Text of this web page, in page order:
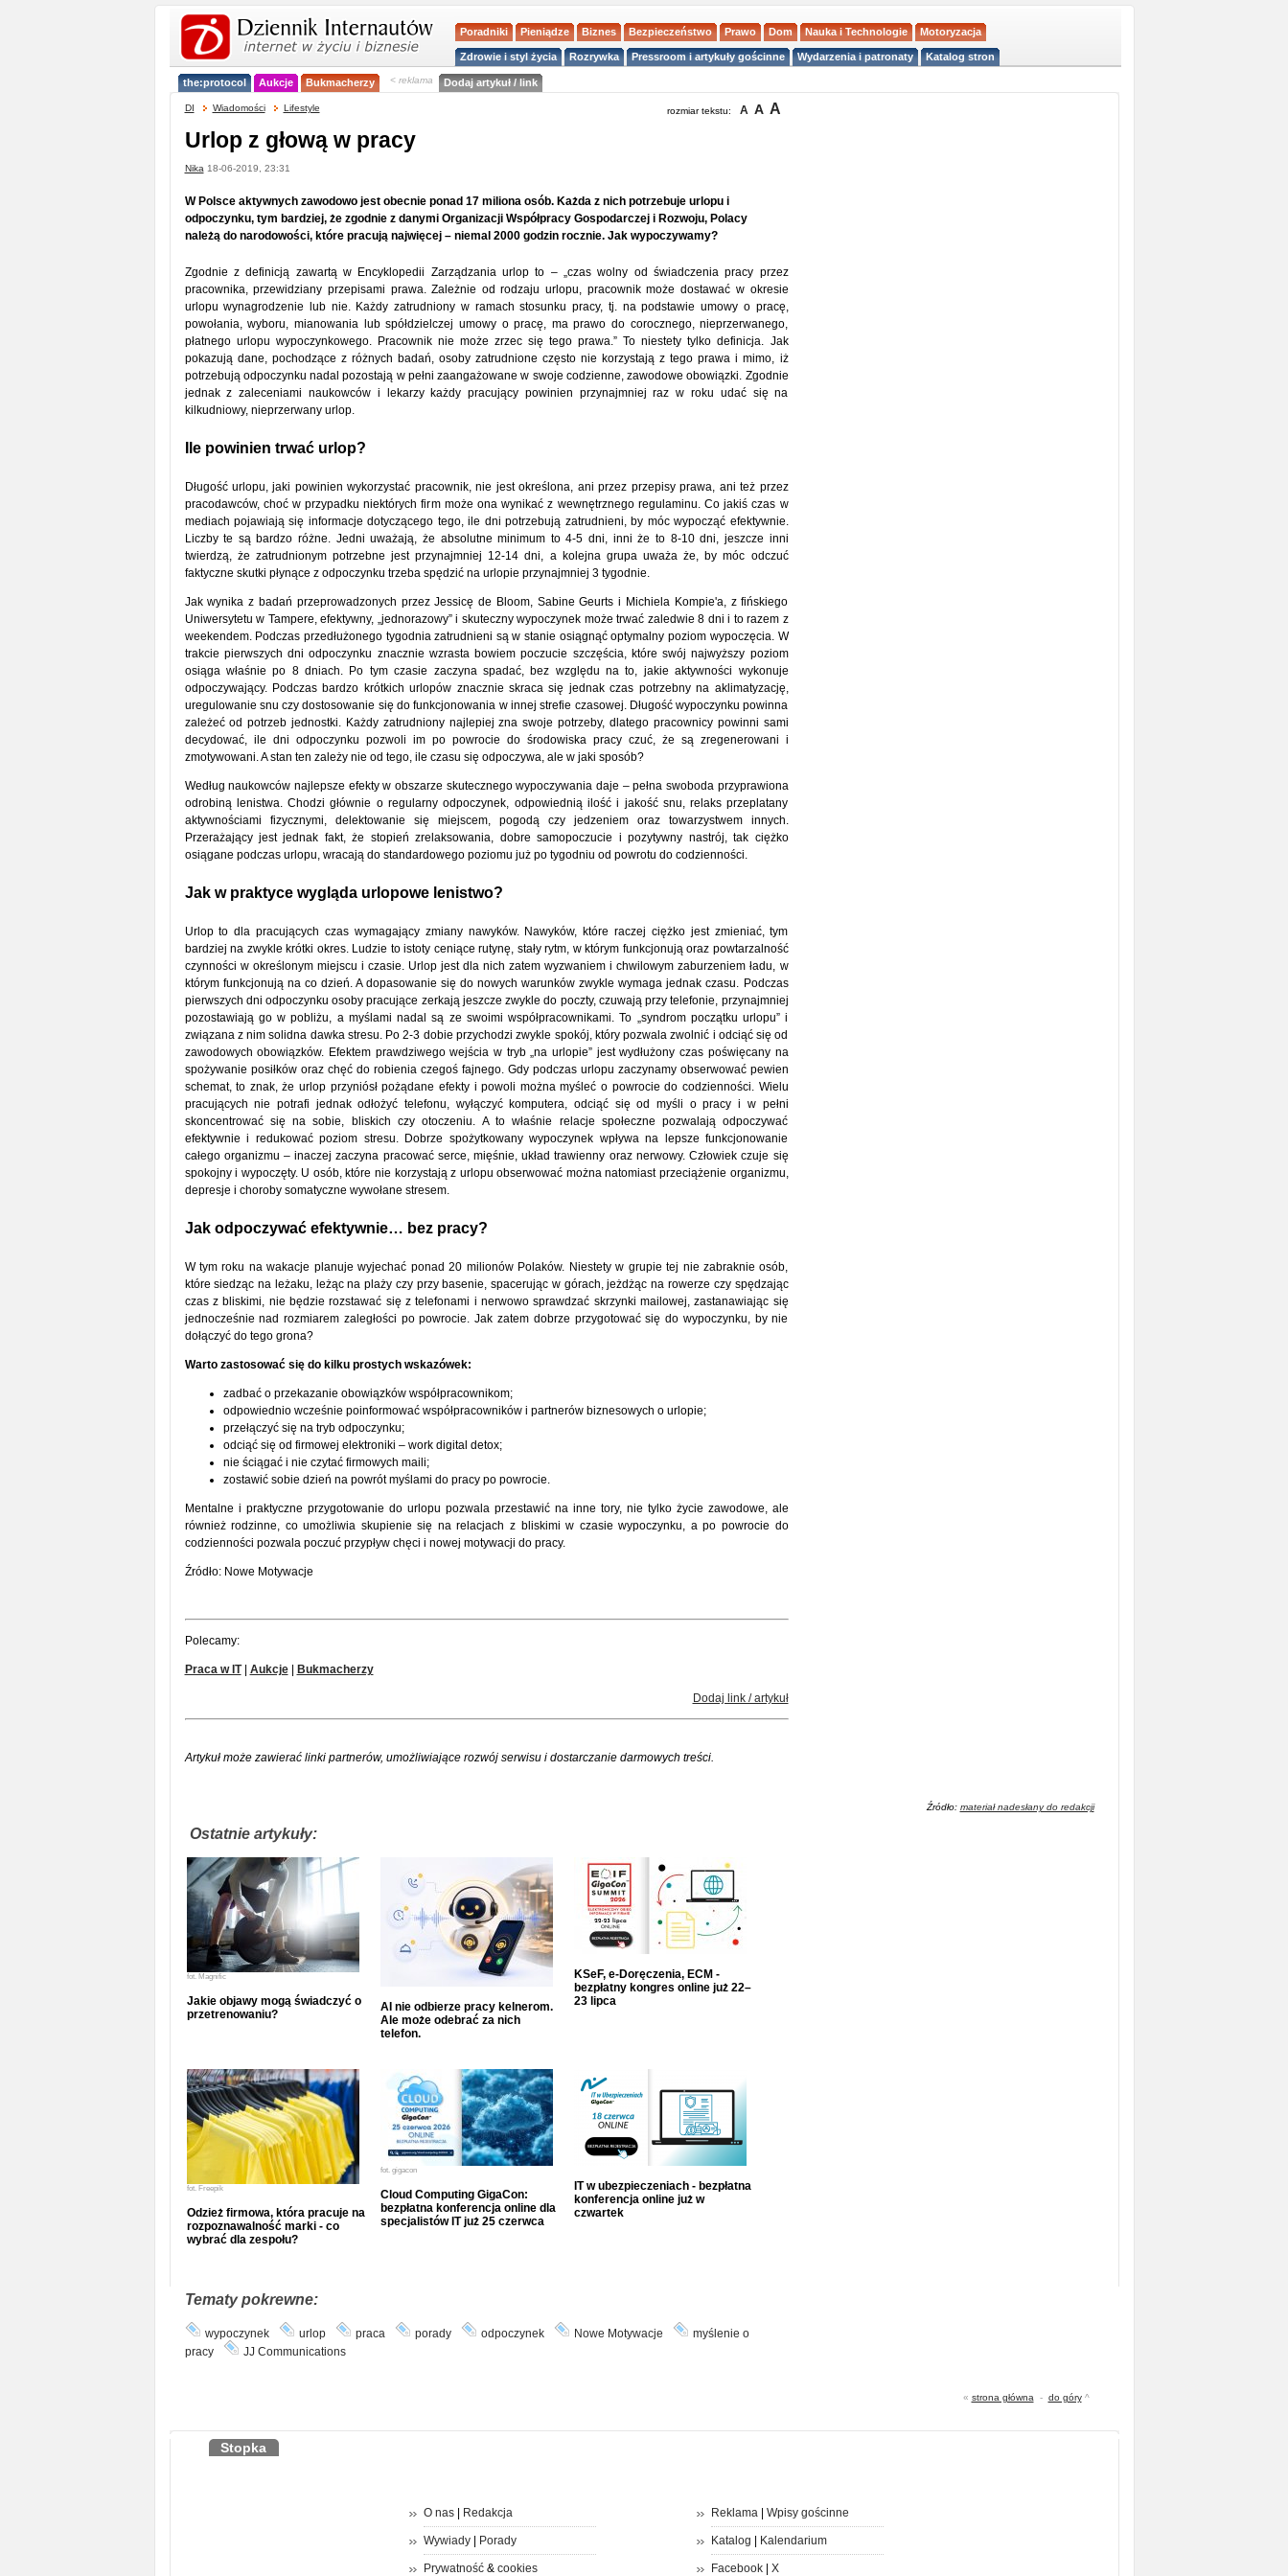
Poradniki Pieniądze Biznes Bezpieczeństwo Prawo Dom Nauka i Technologie Motoryzacja
Zdrowie i styl życia Rozrywka Pressroom i artykuły gościnne Wydarzenia i patronaty Katalog stron
the:protocol Aukcje Bukmacherzy < reklama Dodaj artykuł / link
DI Wiadomości Lifestyle rozmiar tekstu: A A A
Urlop z głową w pracy
Nika 18-06-2019, 23:31
W Polsce aktywnych zawodowo jest obecnie ponad 17 miliona osób. Każda z nich potrzebuje urlopu i
odpoczynku, tym bardziej, że zgodnie z danymi Organizacji Współpracy Gospodarczej i Rozwoju, Polacy
należą do narodowości, które pracują najwięcej – niemal 2000 godzin rocznie. Jak wypoczywamy?
Zgodnie z definicją zawartą w Encyklopedii Zarządzania urlop to – „czas wolny od świadczenia pracy przez
pracownika, przewidziany przepisami prawa. Zależnie od rodzaju urlopu, pracownik może dostawać w okresie
urlopu wynagrodzenie lub nie. Każdy zatrudniony w ramach stosunku pracy, tj. na podstawie umowy o pracę,
powołania, wyboru, mianowania lub spółdzielczej umowy o pracę, ma prawo do corocznego, nieprzerwanego,
płatnego urlopu wypoczynkowego. Pracownik nie może zrzec się tego prawa.” To niestety tylko definicja. Jak
pokazują dane, pochodzące z różnych badań, osoby zatrudnione często nie korzystają z tego prawa i mimo, iż
potrzebują odpoczynku nadal pozostają w pełni zaangażowane w swoje codzienne, zawodowe obowiązki. Zgodnie
jednak z zaleceniami naukowców i lekarzy każdy pracujący powinien przynajmniej raz w roku udać się na
kilkudniowy, nieprzerwany urlop.
Ile powinien trwać urlop?
Długość urlopu, jaki powinien wykorzystać pracownik, nie jest określona, ani przez przepisy prawa, ani też przez
pracodawców, choć w przypadku niektórych firm może ona wynikać z wewnętrznego regulaminu. Co jakiś czas w
mediach pojawiają się informacje dotyczącego tego, ile dni potrzebują zatrudnieni, by móc wypocząć efektywnie.
Liczby te są bardzo różne. Jedni uważają, że absolutne minimum to 4-5 dni, inni że to 8-10 dni, jeszcze inni
twierdzą, że zatrudnionym potrzebne jest przynajmniej 12-14 dni, a kolejna grupa uważa że, by móc odczuć
faktyczne skutki płynące z odpoczynku trzeba spędzić na urlopie przynajmniej 3 tygodnie.
Jak wynika z badań przeprowadzonych przez Jessicę de Bloom, Sabine Geurts i Michiela Kompie'a, z fińskiego
Uniwersytetu w Tampere, efektywny, „jednorazowy” i skuteczny wypoczynek może trwać zaledwie 8 dni i to razem z
weekendem. Podczas przedłużonego tygodnia zatrudnieni są w stanie osiągnąć optymalny poziom wypoczęcia. W
trakcie pierwszych dni odpoczynku znacznie wzrasta bowiem poczucie szczęścia, które swój najwyższy poziom
osiąga właśnie po 8 dniach. Po tym czasie zaczyna spadać, bez względu na to, jakie aktywności wykonuje
odpoczywający. Podczas bardzo krótkich urlopów znacznie skraca się jednak czas potrzebny na aklimatyzację,
uregulowanie snu czy dostosowanie się do funkcjonowania w innej strefie czasowej. Długość wypoczynku powinna
zależeć od potrzeb jednostki. Każdy zatrudniony najlepiej zna swoje potrzeby, dlatego pracownicy powinni sami
decydować, ile dni odpoczynku pozwoli im po powrocie do środowiska pracy czuć, że są zregenerowani i
zmotywowani. A stan ten zależy nie od tego, ile czasu się odpoczywa, ale w jaki sposób?
Według naukowców najlepsze efekty w obszarze skutecznego wypoczywania daje – pełna swoboda przyprawiona
odrobiną lenistwa. Chodzi głównie o regularny odpoczynek, odpowiednią ilość i jakość snu, relaks przeplatany
aktywnościami fizycznymi, delektowanie się miejscem, pogodą czy jedzeniem oraz towarzystwem innych.
Przerażający jest jednak fakt, że stopień zrelaksowania, dobre samopoczucie i pozytywny nastrój, tak ciężko
osiągane podczas urlopu, wracają do standardowego poziomu już po tygodniu od powrotu do codzienności.
Jak w praktyce wygląda urlopowe lenistwo?
Urlop to dla pracujących czas wymagający zmiany nawyków. Nawyków, które raczej ciężko jest zmieniać, tym
bardziej na zwykle krótki okres. Ludzie to istoty ceniące rutynę, stały rytm, w którym funkcjonują oraz powtarzalność
czynności w określonym miejscu i czasie. Urlop jest dla nich zatem wyzwaniem i chwilowym zaburzeniem ładu, w
którym funkcjonują na co dzień. A dopasowanie się do nowych warunków zwykle wymaga jednak czasu. Podczas
pierwszych dni odpoczynku osoby pracujące zerkają jeszcze zwykle do poczty, czuwają przy telefonie, przynajmniej
pozostawiają go w pobliżu, a myślami nadal są ze swoimi współpracownikami. To „syndrom początku urlopu” i
związana z nim solidna dawka stresu. Po 2-3 dobie przychodzi zwykle spokój, który pozwala zwolnić i odciąć się od
zawodowych obowiązków. Efektem prawdziwego wejścia w tryb „na urlopie” jest wydłużony czas poświęcany na
spożywanie posiłków oraz chęć do robienia czegoś fajnego. Gdy podczas urlopu zaczynamy obserwować pewien
schemat, to znak, że urlop przyniósł pożądane efekty i powoli można myśleć o powrocie do codzienności. Wielu
pracujących nie potrafi jednak odłożyć telefonu, wyłączyć komputera, odciąć się od myśli o pracy i w pełni
skoncentrować się na sobie, bliskich czy otoczeniu. A to właśnie relacje społeczne pozwalają odpoczywać
efektywnie i redukować poziom stresu. Dobrze spożytkowany wypoczynek wpływa na lepsze funkcjonowanie
całego organizmu – inaczej zaczyna pracować serce, mięśnie, układ trawienny oraz nerwowy. Człowiek czuje się
spokojny i wypoczęty. U osób, które nie korzystają z urlopu obserwować można natomiast przeciążenie organizmu,
depresje i choroby somatyczne wywołane stresem.
Jak odpoczywać efektywnie… bez pracy?
W tym roku na wakacje planuje wyjechać ponad 20 milionów Polaków. Niestety w grupie tej nie zabraknie osób,
które siedząc na leżaku, leżąc na plaży czy przy basenie, spacerując w górach, jeżdżąc na rowerze czy spędzając
czas z bliskimi, nie będzie rozstawać się z telefonami i nerwowo sprawdzać skrzynki mailowej, zastanawiając się
jednocześnie nad rozmiarem zaległości po powrocie. Jak zatem dobrze przygotować się do wypoczynku, by nie
dołączyć do tego grona?
Warto zastosować się do kilku prostych wskazówek:
zadbać o przekazanie obowiązków współpracownikom;
odpowiednio wcześnie poinformować współpracowników i partnerów biznesowych o urlopie;
przełączyć się na tryb odpoczynku;
odciąć się od firmowej elektroniki – work digital detox;
nie ściągać i nie czytać firmowych maili;
zostawić sobie dzień na powrót myślami do pracy po powrocie.
Mentalne i praktyczne przygotowanie do urlopu pozwala przestawić na inne tory, nie tylko życie zawodowe, ale
również rodzinne, co umożliwia skupienie się na relacjach z bliskimi w czasie wypoczynku, a po powrocie do
codzienności pozwala poczuć przypływ chęci i nowej motywacji do pracy.
Źródło: Nowe Motywacje
Polecamy:
Praca w IT| Aukcje| Bukmacherzy
Dodaj link / artykuł
Artykuł może zawierać linki partnerów, umożliwiające rozwój serwisu i dostarczanie darmowych treści.
Źródło: materiał nadesłany do redakcji
Ostatnie artykuły:
fot. Magnific
Jakie objawy mogą świadczyć o
przetrenowaniu?
AI nie odbierze pracy kelnerom.
Ale może odebrać za nich
telefon.
KSeF, e-Doręczenia, ECM -
bezpłatny kongres online już 22–
23 lipca
fot. Freepik
Odzież firmowa, która pracuje na
rozpoznawalność marki - co
wybrać dla zespołu?
fot. gigacon
Cloud Computing GigaCon:
bezpłatna konferencja online dla
specjalistów IT już 25 czerwca
IT w ubezpieczeniach - bezpłatna
konferencja online już w
czwartek
Tematy pokrewne:
wypoczynek urlop praca porady odpoczynek Nowe Motywacje
myślenie o
pracy
JJ Communications
« strona główna - do góry^
Stopka
O nas| Redakcja
Wywiady| Porady
Prywatność& cookies
Reklama| Wpisy gościnne
Katalog Kalendarium
Facebook| X